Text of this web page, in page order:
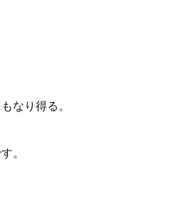
なり得る。
。